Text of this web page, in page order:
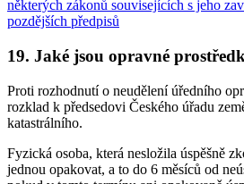
některých zákonů souvisejících s jeho
pozdějších předpisů
19. Jaké jsou opravné
Proti rozhodnutí o neudělení úředního
rozklad k předsedovi Českého úřadu
katastrálního.
Fyzická osoba, která nesložila úspěšně
jednou opakovat, a to do 6 měsíců od